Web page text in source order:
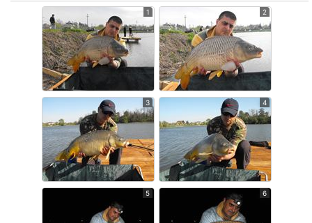
1 2
3 4
5 6